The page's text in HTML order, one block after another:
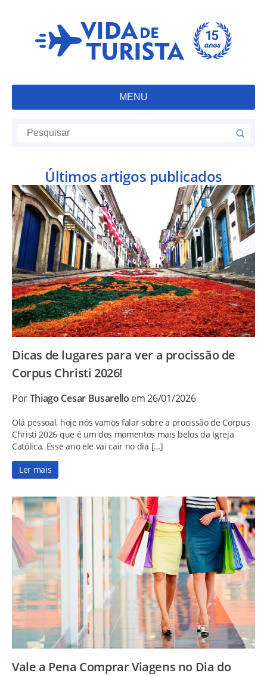
MENU
Últimos artigos publicados
Dicas de lugares para ver a procissão de
Corpus Christi 2026!
PorThiago Cesar Busarello em 26/01/2026
Olá pessoal, hoje nós vamos falar sobre a procissão de Corpus
Christi 2026 que é um dos momentos mais belos da Igreja
Católica. Esse ano ele vai cair no dia […]
Ler mais
Vale a Pena Comprar Viagens no Dia do